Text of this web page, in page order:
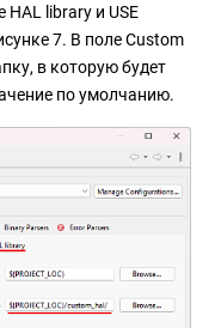
library и USE
7. В поле Custom
в которую будет
по умолчанию.